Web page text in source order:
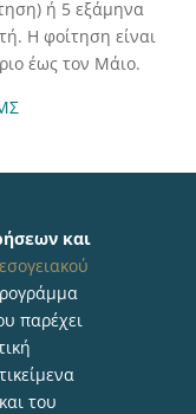
ή 5 εξάμηνα
Η φοίτηση είναι
έως τον Μάιο.
και
παρέχει
του